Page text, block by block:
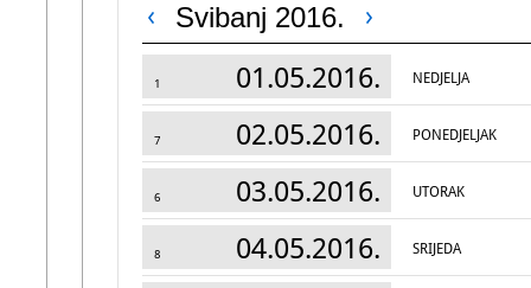
Svibanj 2016.
1 01.05.2016. NEDJELJA
7 02.05.2016. PONEDJELJAK
6 03.05.2016. UTORAK
8 04.05.2016. SRIJEDA